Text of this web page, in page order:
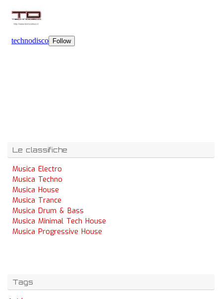
Le classifiche
Musica Electro
Musica Techno
Musica House
Musica Trance
Musica Drum & Bass
Musica Minimal Tech House
Musica Progressive House
Tags